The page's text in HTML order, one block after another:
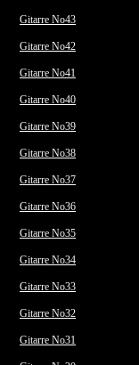
Gitarre No43
Gitarre No42
Gitarre No41
Gitarre No40
Gitarre No39
Gitarre No38
Gitarre No37
Gitarre No36
Gitarre No35
Gitarre No34
Gitarre No33
Gitarre No32
Gitarre No31